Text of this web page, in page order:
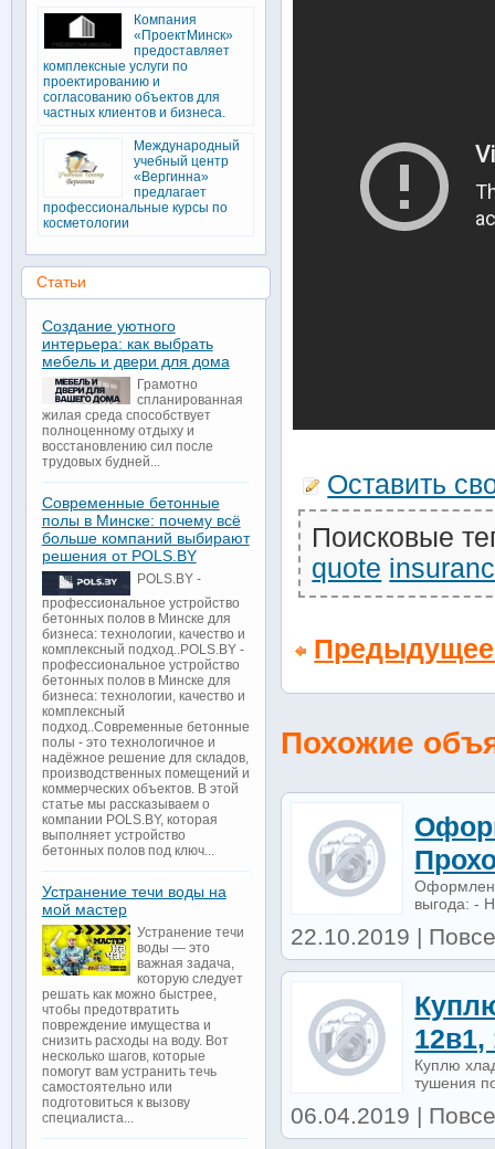
Оставить
Поисковые
quote
Похожие
выгода: -
22.10.2019 |
12в1,
Куплю
тушения
06.04.2019 |
Компания
«ПроектМинск»
предоставляет
комплексные услуги по
проектированию и
согласованию объектов для
частных клиентов и бизнеса.
Международный
учебный центр
«Вергинна»
предлагает
профессиональные курсы по
косметологии
Статьи
Создание уютного
интерьера: как выбрать
мебель и двери для дома
Грамотно
спланированная
жилая среда способствует
полноценному отдыху и
восстановлению сил после
трудовых будней...
Современные бетонные
полы в Минске: почему всё
больше компаний выбирают
решения от POLS.BY
POLS.BY -
профессиональное устройство
бетонных полов в Минске для
бизнеса: технологии, качество и
комплексный подход..POLS.BY -
профессиональное устройство
бетонных полов в Минске для
бизнеса: технологии, качество и
комплексный
подход..Современные бетонные
полы - это технологичное и
надёжное решение для складов,
производственных помещений и
коммерческих объектов. В этой
статье мы рассказываем о
компании POLS.BY, которая
выполняет устройство
бетонных полов под ключ...
Устранение течи воды на
мой мастер
Устранение течи
воды — это
важная задача,
которую следует
решать как можно быстрее,
чтобы предотвратить
повреждение имущества и
снизить расходы на воду. Вот
несколько шагов, которые
помогут вам устранить течь
самостоятельно или
подготовиться к вызову
специалиста...